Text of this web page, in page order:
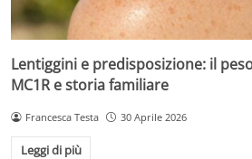
Lentiggini e predisposizione: il
MC1R e storia familiare
Francesca Testa 30 Aprile 2026
Leggi di più